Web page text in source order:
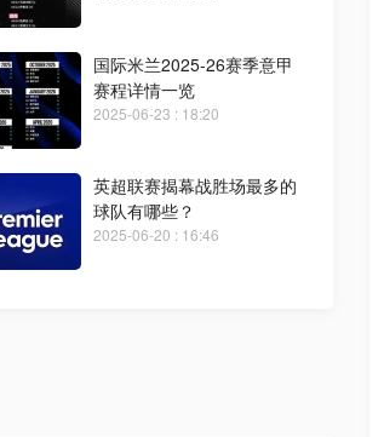
国际米兰2025-26赛季意甲
赛程详情一览
2025-06-23 : 18:20
英超联赛揭幕战胜场最多的
球队有哪些？
2025-06-20 : 16:46